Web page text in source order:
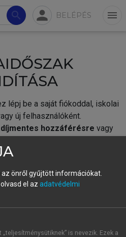
search person BELÉPÉS menu
lépj be a saját fiókoddal, iskolai
új felhasználóként.
hozzáférésre vagy
hozz létre új fiókot.
automatikusan
önről gyűjtött információkat.
el az adatvédelmi
is nevezik. Ezek a